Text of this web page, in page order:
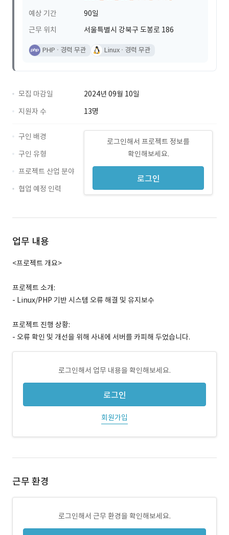
예상 기간
90일
근무 위치
서울특별시 강북구 도봉로 186
PHP 경력 무관 Linux 경력 무관
모집 마감일
2024년 09월 10일
지원자 수
13명
로그인해서 프로젝트 정보를
확인해보세요.
로그인
구인 배경
구인 유형
프로젝트 산업 분야
협업 예정 인력
업무 내용
<프로젝트 개요>
프로젝트 소개:
- Linux/PHP 기반 시스템 오류 해결 및 유지보수
프로젝트 진행 상황:
- 오류 확인 및 개선을 위해 사내에 서버를 카피해 두었습니다.
로그인해서 업무 내용을 확인해보세요.
로그인
회원가입
근무 환경
로그인해서 근무 환경을 확인해보세요.